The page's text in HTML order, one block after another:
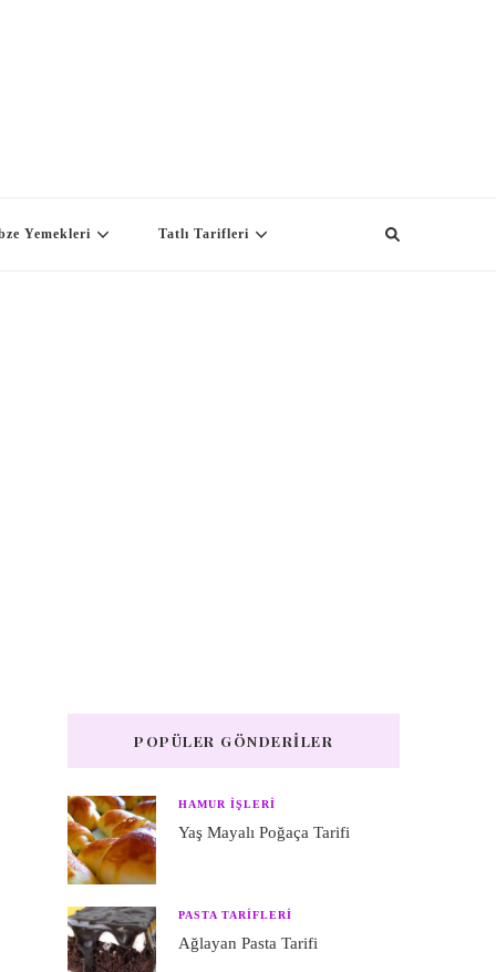
Yemekleri Tatlı Tarifleri
POPÜLER GÖNDERILER
HAMUR IŞLERI
Yaş Mayalı Poğaça Tarifi
PASTA TARIFLERI
Ağlayan Pasta Tarifi